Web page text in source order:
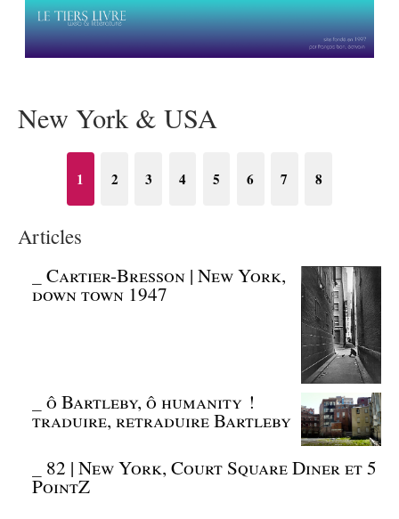
New York & USA
1 2 3 4 5 6 7 8
Articles
_Cartier-Bresson | New York,
down town 1947
_ô Bartleby, ô humanity !
traduire, retraduire Bartleby
82 | New York, Court Square Diner et 5
PointZ